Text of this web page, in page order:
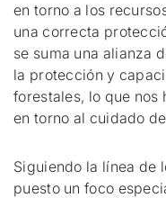
en torno a los
una correcta
se suma una alianza
la protección y
forestales, lo que
en torno al cuidado
Siguiendo la línea de
puesto un foco